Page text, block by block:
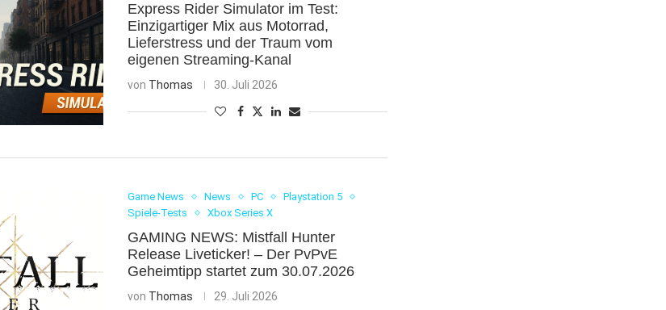
Express Rider Simulator im Test:
Einzigartiger Mix aus Motorrad,
Lieferstress und der Traum vom
eigenen Streaming-Kanal
von Thomas 30. Juli 2026
Game News News PC
Playstation 5
Spiele-Tests
Xbox Series X
GAMING NEWS: Mistfall Hunter
Release Liveticker! – Der PvPvE
Geheimtipp startet zum 30.07.2026
von Thomas 29. Juli 2026